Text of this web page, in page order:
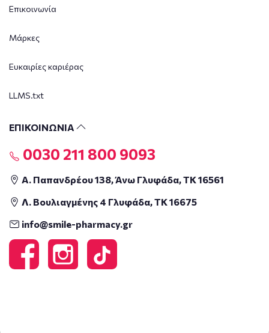
Επικοινωνία
Μάρκες
Ευκαιρίες καριέρας
LLMS.txt
ΕΠΙΚΟΙΝΩΝΙΑ
0030 211 800 9093
Α. Παπανδρέου 138, Άνω Γλυφάδα, ΤΚ 16561
Λ. Βουλιαγμένης 4 Γλυφάδα, ΤΚ 16675
info@smile-pharmacy.gr